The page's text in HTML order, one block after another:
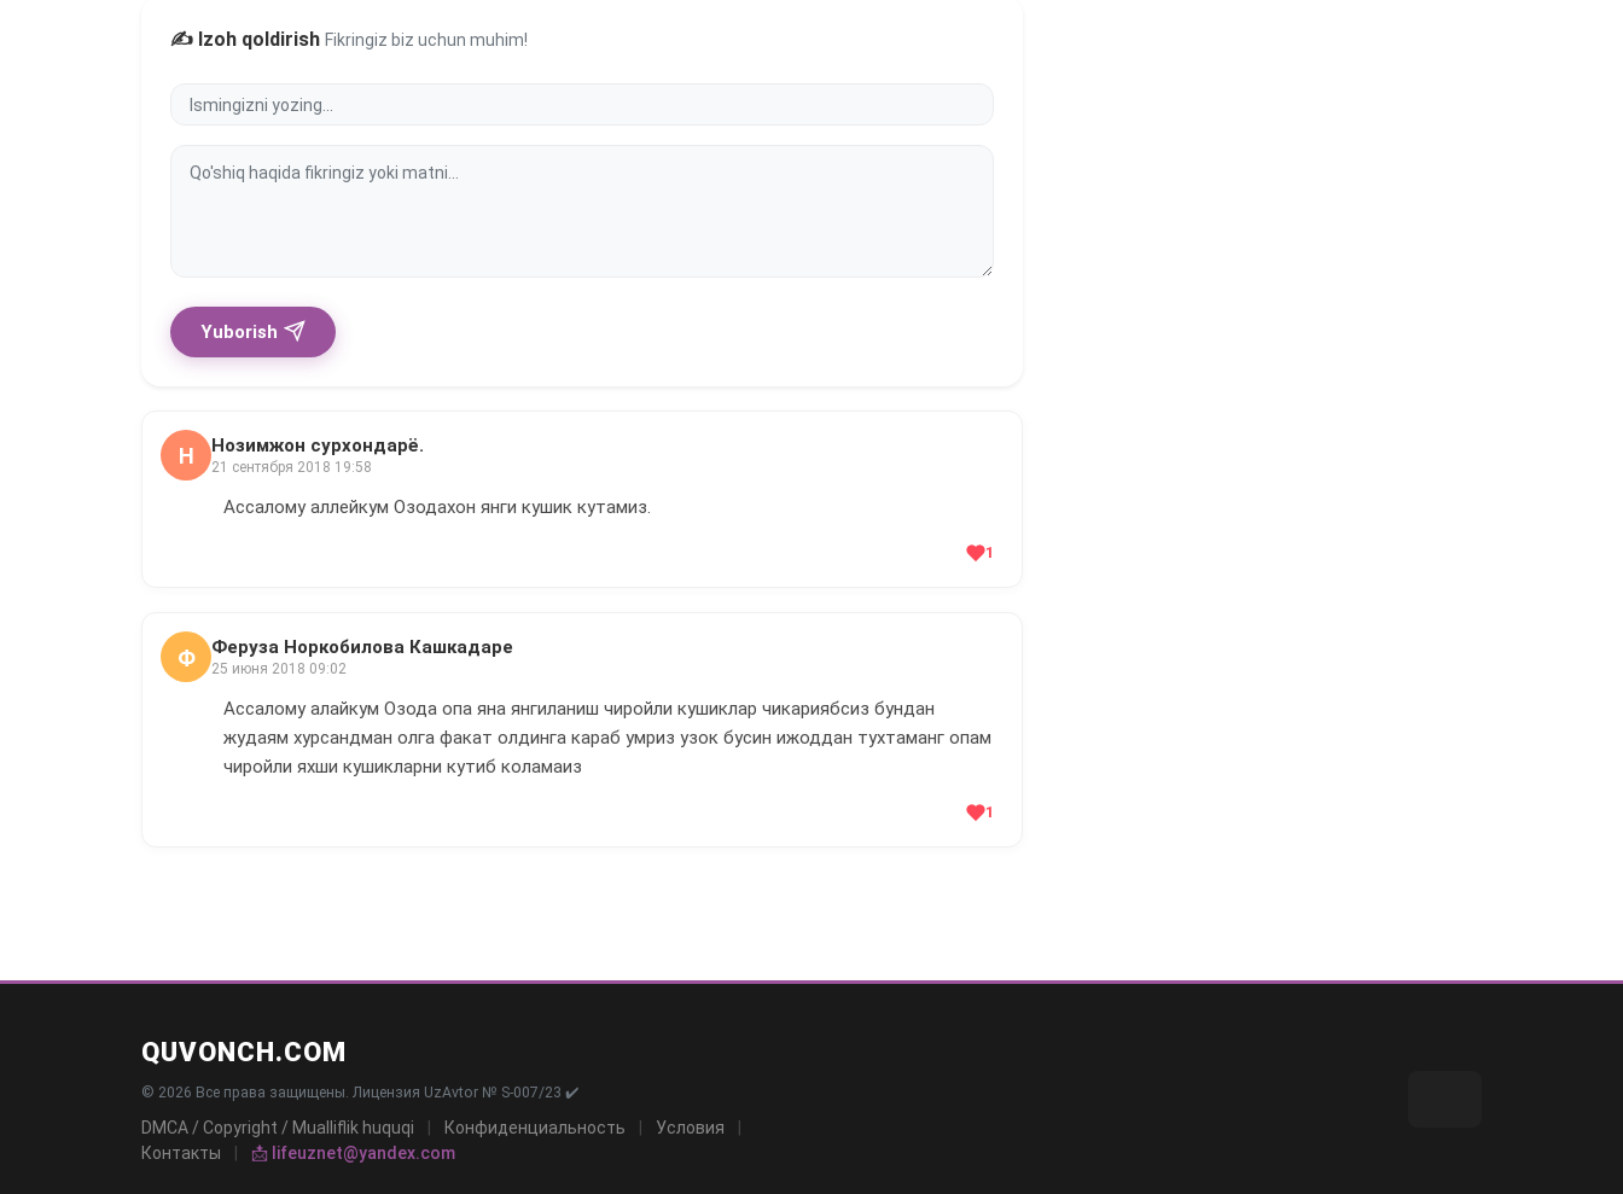
✍️ Izoh qoldirish Fikringiz biz uchun muhim!
Yuborish
Н Нозимжон сурхондарё.
21 сентября 2018 19:58
Ассалому аллейкум Озодахон янги кушик кутамиз.
1
Ф Феруза Норкобилова Кашкадаре
25 июня 2018 09:02
Ассалому алайкум Озода опа яна янгиланиш чиройли кушиклар чикариябсиз бундан
жудаям хурсандман олга факат олдинга караб умриз узок бусин ижоддан тухтаманг опам
чиройли яхши кушикларни кутиб коламаиз
1
QUVONCH.COM
© 2026 Все права защищены. Лицензия UzAvtor № S-007/23 ✔️
DMCA / Copyright / Mualliflik huquqi Конфиденциальность Условия
Контакты
📩 lifeuznet@yandex.com